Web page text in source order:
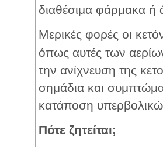
διαθέσιμα φάρμακα ή
Μερικές φορές οι
όπως αυτές των
την ανίχνευση της
σημάδια και
κατάποση
Πότε ζητείται;